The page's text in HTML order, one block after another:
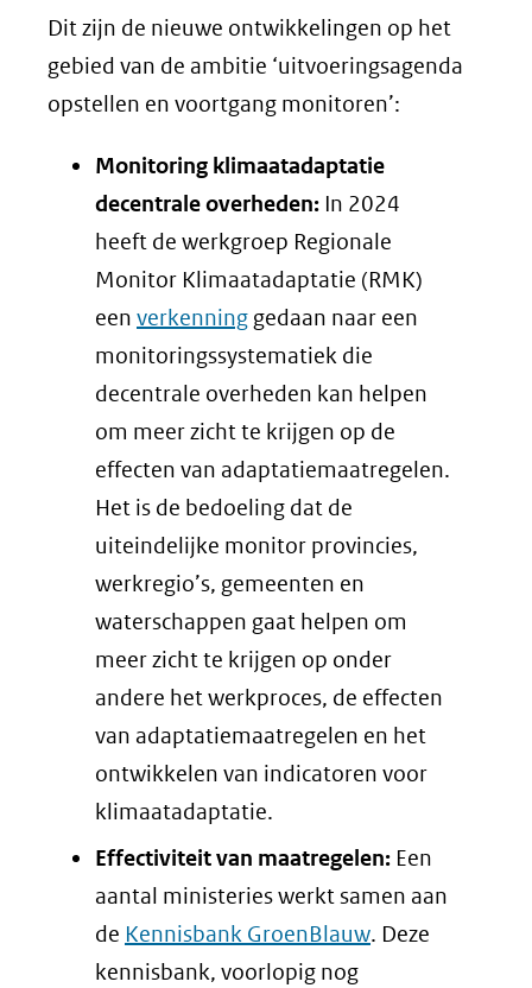
Dit zijn de nieuwe ontwikkelingen op het
gebied van de ambitie ‘uitvoeringsagenda
opstellen en voortgang monitoren’:
Monitoring klimaatadaptatie
decentrale overheden: In 2024
heeft de werkgroep Regionale
Monitor Klimaatadaptatie (RMK)
een verkenning gedaan naar een
monitoringssystematiek die
decentrale overheden kan helpen
om meer zicht te krijgen op de
effecten van adaptatiemaatregelen.
Het is de bedoeling dat de
uiteindelijke monitor provincies,
werkregio’s, gemeenten en
waterschappen gaat helpen om
meer zicht te krijgen op onder
andere het werkproces, de effecten
van adaptatiemaatregelen en het
ontwikkelen van indicatoren voor
klimaatadaptatie.
Effectiviteit van maatregelen: Een
aantal ministeries werkt samen aan
de Kennisbank GroenBlauw. Deze
kennisbank, voorlopig nog